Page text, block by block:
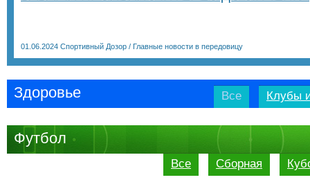
01.06.2024 Спортивный Дозор / Главные новости в передовицу
Здоровье Все Клубы
Футбол
Все Сборная